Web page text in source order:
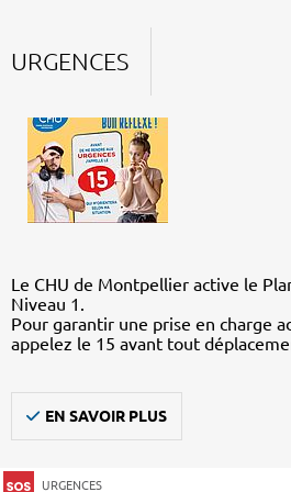
URGENCES
Le CHU de Montpellier active le
Niveau 1.
Pour garantir une prise en charge
appelez le 15 avant tout
EN SAVOIR PLUS
URGENCES